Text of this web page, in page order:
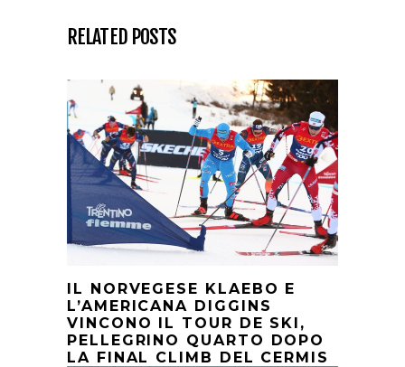
RELATED POSTS
IL NORVEGESE KLAEBO E
L’AMERICANA DIGGINS
VINCONO IL TOUR DE SKI,
PELLEGRINO QUARTO DOPO
LA FINAL CLIMB DEL CERMIS